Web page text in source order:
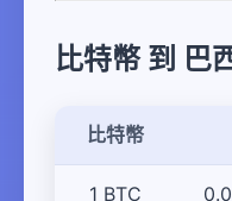
比特幣 到 巴
比特幣
1 BTC